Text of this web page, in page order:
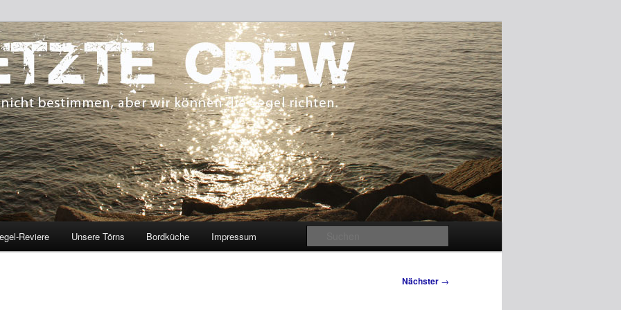
aber wir können die Segel richten.
Reviere Unsere Törns Bordküche Impressum
Nächster →